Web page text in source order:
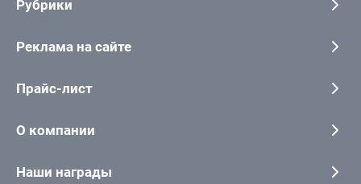
Рубрики
Реклама на сайте
Прайс-лист
О компании
Наши награды